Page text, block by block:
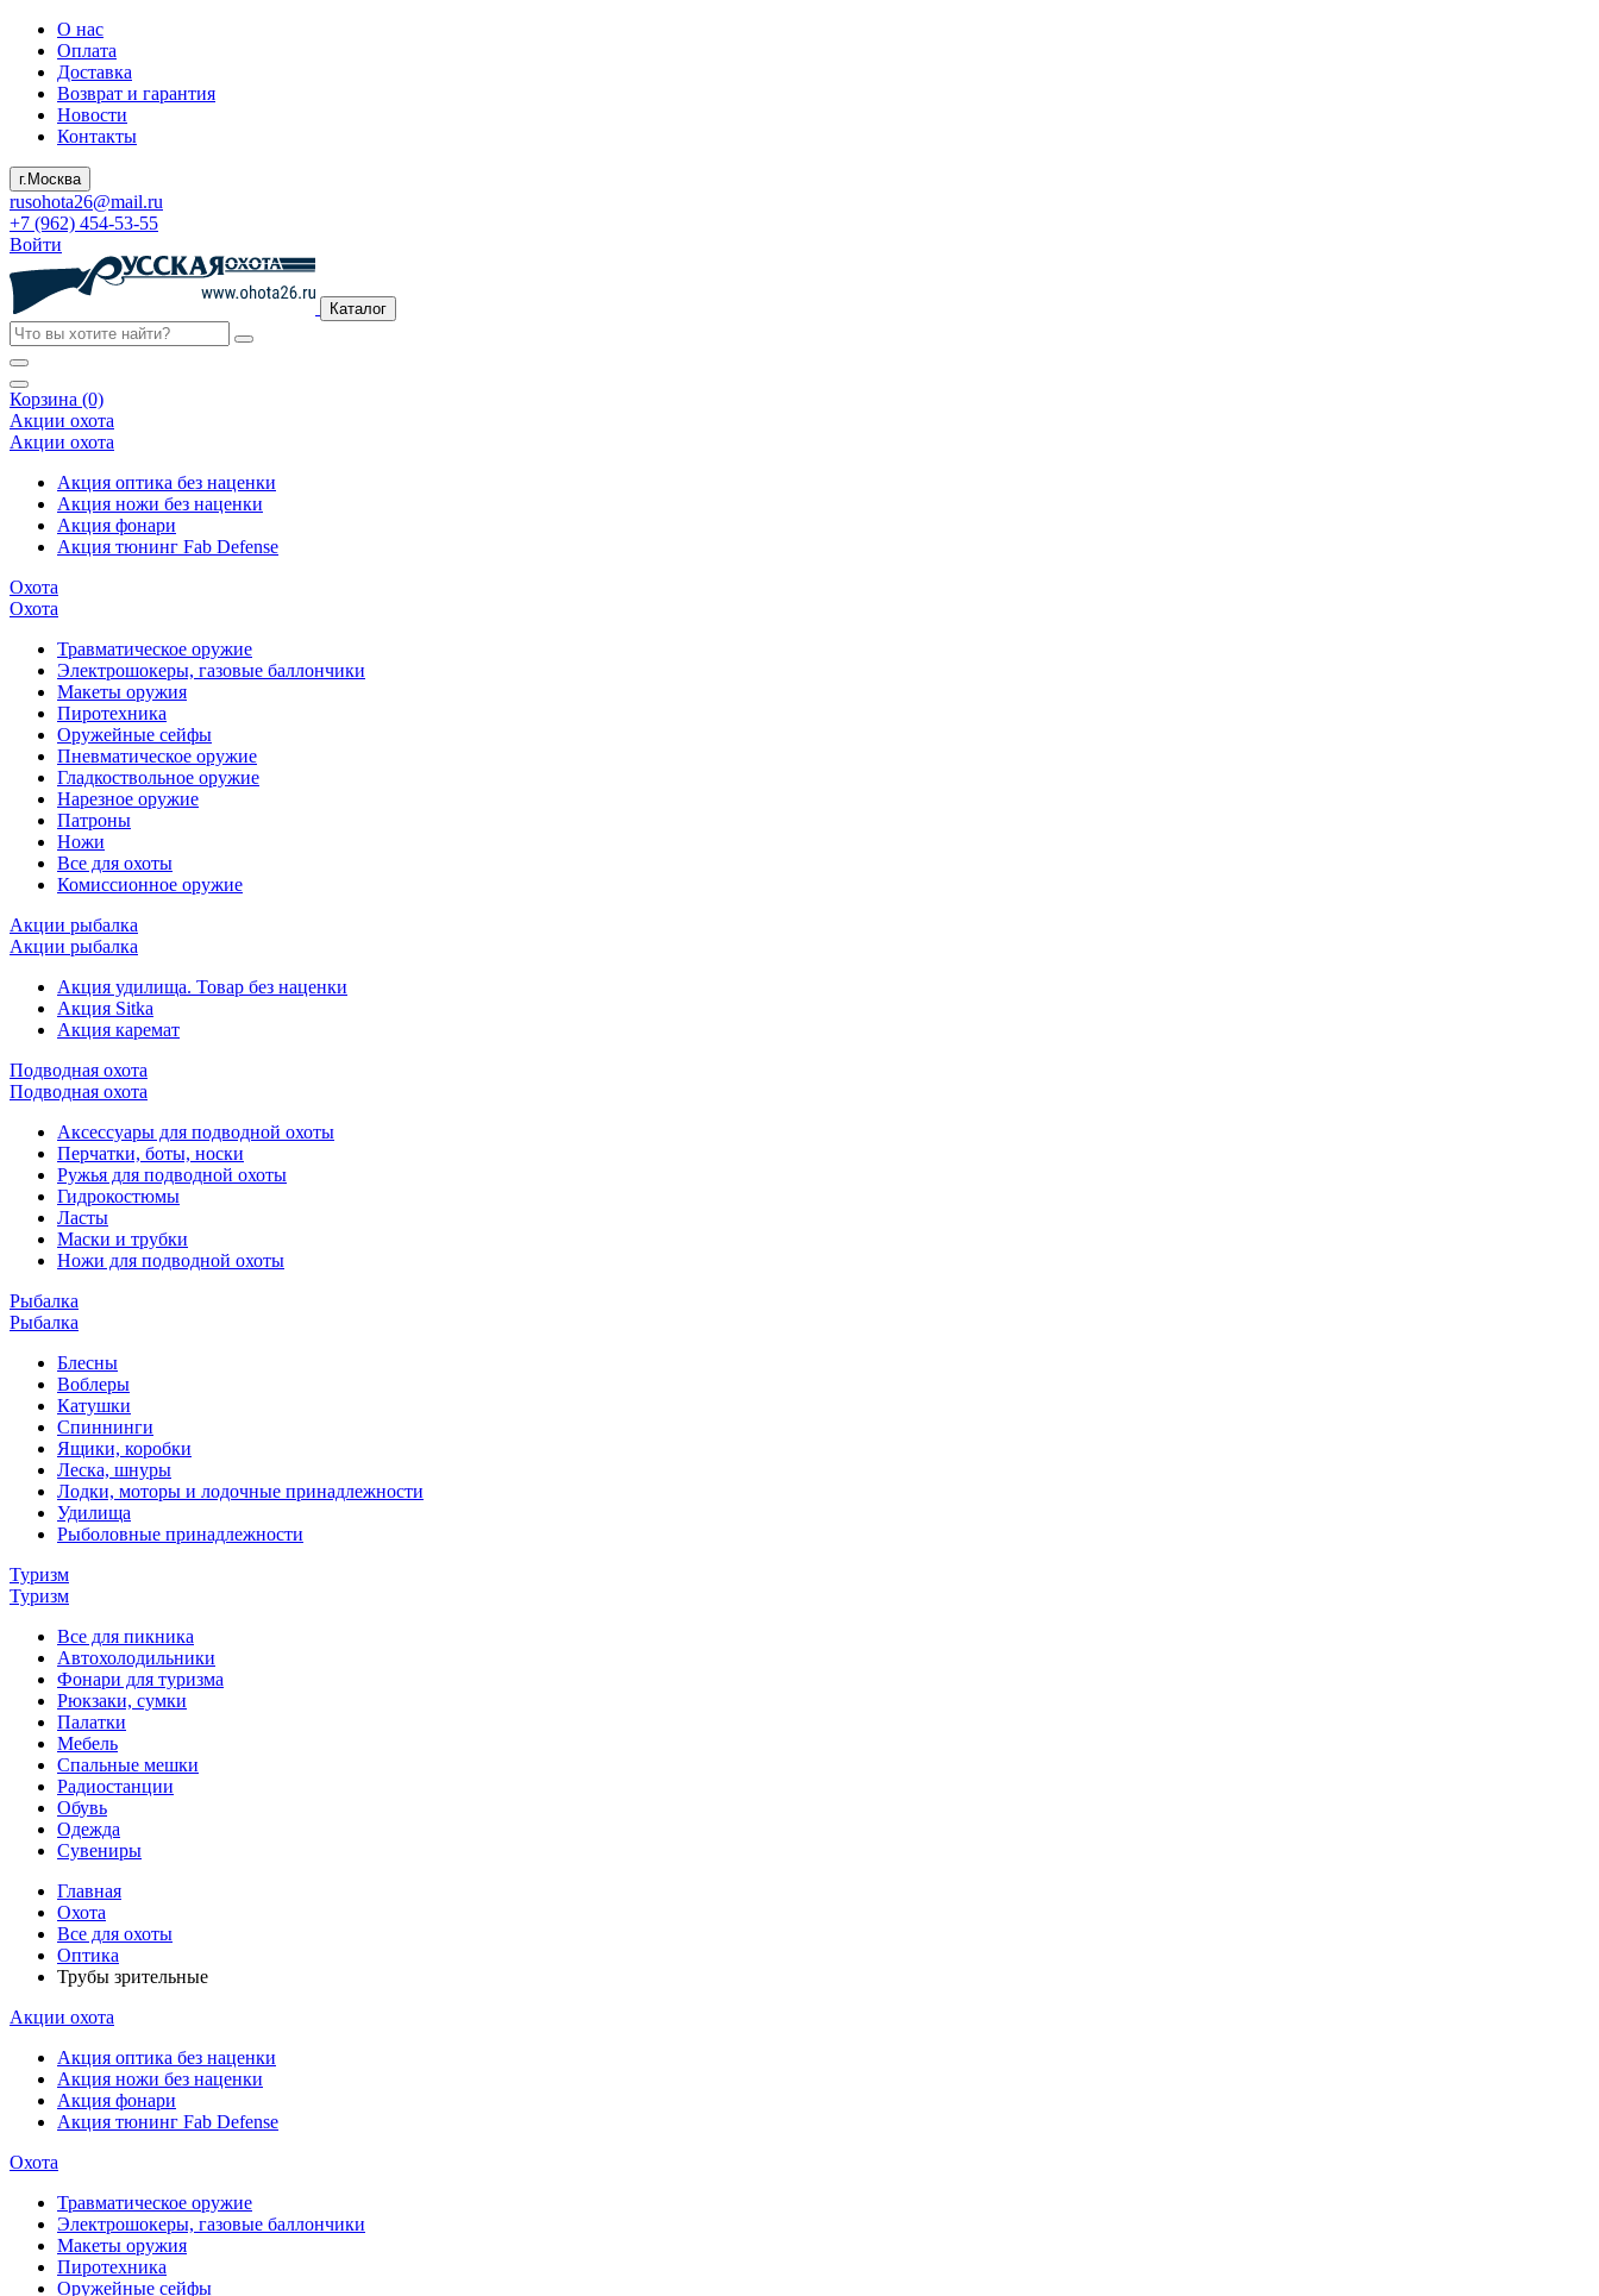
О нас
Оплата
Доставка
Возврат и гарантия
Новости
Контакты
г.Москва
rusohota26@mail.ru
+7 (962) 454-53-55
Войти
Каталог
Корзина (0)
Акции охота
Акции охота
Акция оптика без наценки
Акция ножи без наценки
Акция фонари
Акция тюнинг Fab Defense
Охота
Охота
Травматическое оружие
Электрошокеры, газовые баллончики
Макеты оружия
Пиротехника
Оружейные сейфы
Пневматическое оружие
Гладкоствольное оружие
Нарезное оружие
Патроны
Ножи
Все для охоты
Комиссионное оружие
Акции рыбалка
Акции рыбалка
Акция удилища. Товар без наценки
Акция Sitka
Акция каремат
Подводная охота
Подводная охота
Аксессуары для подводной охоты
Перчатки, боты, носки
Ружья для подводной охоты
Гидрокостюмы
Ласты
Маски и трубки
Ножи для подводной охоты
Рыбалка
Рыбалка
Блесны
Воблеры
Катушки
Спиннинги
Ящики, коробки
Леска, шнуры
Лодки, моторы и лодочные принадлежности
Удилища
Рыболовные принадлежности
Туризм
Туризм
Все для пикника
Автохолодильники
Фонари для туризма
Рюкзаки, сумки
Палатки
Мебель
Спальные мешки
Радиостанции
Обувь
Одежда
Сувениры
Главная
Охота
Все для охоты
Оптика
Трубы зрительные
Акции охота
Акция оптика без наценки
Акция ножи без наценки
Акция фонари
Акция тюнинг Fab Defense
Охота
Травматическое оружие
Электрошокеры, газовые баллончики
Макеты оружия
Пиротехника
Оружейные сейфы